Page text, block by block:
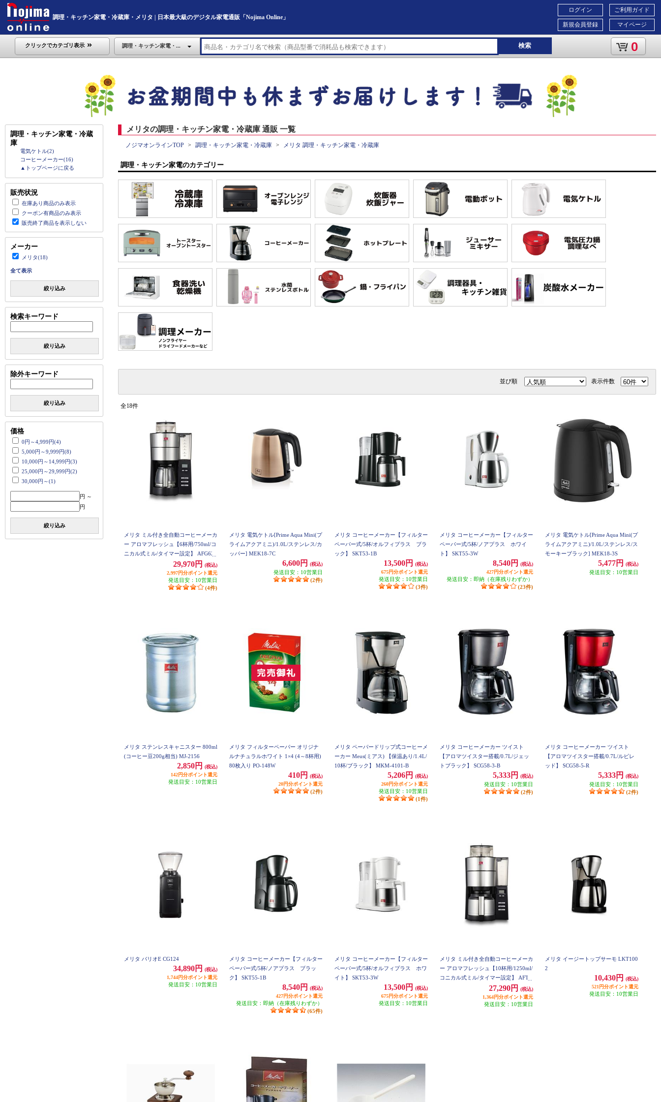
調理・キッチン家電・冷蔵庫・メリタ | 日本最大級のデジタル家電通販「Nojima Online」
ご利用ガイド
マイページ
ログイン
新規会員登録
クリックでカテゴリ表示 調理・キッチン家電・... 検索 0
調理・キッチン家電・冷蔵
庫
電気ケトル(2)
コーヒーメーカー(16)
▲トップページに戻る
販売状況
在庫あり商品のみ表示
クーポン有商品のみ表示
販売終了商品を表示しない
メーカー
メリタ(18)
全て表示
絞り込み
検索キーワード
絞り込み
除外キーワード
絞り込み
価格
0円～4,999円(4)
5,000円～9,999円(8)
10,000円～14,999円(3)
25,000円～29,999円(2)
30,000円～(1)
円 ～
円
絞り込み
メリタの調理・キッチン家電・冷蔵庫 通販 一覧
ノジマオンラインTOP 調理・キッチン家電・冷蔵庫 メリタ 調理・キッチン家電・冷蔵庫
調理・キッチン家電のカテゴリー
並び順 表示件数
全18件
メリタ ミル付き全自動コーヒーメーカ
ー アロマフレッシュ【6杯用/750ml/コ
ニカル式ミル/タイマー設定】 AFG622
29,970円
(税込)
2,997円分ポイント還元
発送目安：10営業日
(4件)
メリタ 電気ケトル[Prime Aqua Mini(プ
ライムアクアミニ)/1.0L/ステンレス/カ
ッパー] MEK18-7C
6,600円 (税込)
発送目安：10営業日
(2件)
メリタ コーヒーメーカー【フィルター
ペーパー式/5杯/オルフィプラス ブラ
ック】 SKT53-1B
13,500円
(税込)
675円分ポイント還元
発送目安：10営業日
(3件)
メリタ コーヒーメーカー【フィルター
ペーパー式/5杯/ノアプラス ホワイ
ト】 SKT55-3W
8,540円
(税込)
427円分ポイント還元
発送目安：即納（在庫残りわずか）
(23件)
メリタ 電気ケトル[Prime Aqua Mini(プ
ライムアクアミニ)/1.0L/ステンレス/ス
モーキーブラック] MEK18-3S
5,477円 (税込)
発送目安：10営業日
メリタ ステンレスキャニスター 800ml
(コーヒー豆200g相当) MJ-2156
2,850円
(税込)
142円分ポイント還元
発送目安：10営業日
メリタ フィルターペーパー オリジナ
ルナチュラルホワイト 1×4 (4～8杯用)
80枚入り PO-148W
410円
(税込)
20円分ポイント還元
(2件)
メリタ ペーパードリップ式コーヒーメ
ーカー Meus(ミアス) 【保温あり/1.4L/
10杯/ブラック】 MKM-4101-B
5,206円
(税込)
260円分ポイント還元
発送目安：10営業日
(1件)
メリタ コーヒーメーカー ツイスト
【アロマツイスター搭載/0.7L/ジェッ
トブラック】 SCG58-3-B
5,333円 (税込)
発送目安：10営業日
(2件)
メリタ コーヒーメーカー ツイスト
【アロマツイスター搭載/0.7L/ルビレ
ッド】 SCG58-5-R
5,333円 (税込)
発送目安：10営業日
(2件)
メリタ バリオE CG124
34,890円
(税込)
1,744円分ポイント還元
発送目安：10営業日
メリタ コーヒーメーカー【フィルター
ペーパー式/5杯/ノアプラス ブラッ
ク】 SKT55-1B
8,540円
(税込)
427円分ポイント還元
発送目安：即納（在庫残りわずか）
(65件)
メリタ コーヒーメーカー【フィルター
ペーパー式/5杯/オルフィプラス ホワ
イト】 SKT53-3W
13,500円
(税込)
675円分ポイント還元
発送目安：10営業日
メリタ ミル付き全自動コーヒーメーカ
ー アロマフレッシュ【10杯用/1250ml/
コニカル式ミル/タイマー設定】 AFT1
27,290円
(税込)
1,364円分ポイント還元
発送目安：10営業日
メリタ イージートップサーモ LKT100
2
10,430円
(税込)
521円分ポイント還元
発送目安：10営業日